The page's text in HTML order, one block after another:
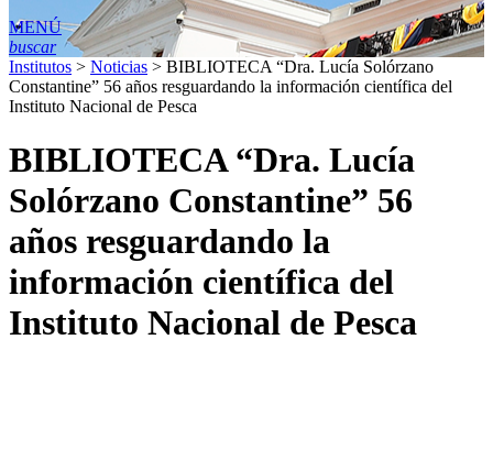
MENÚ
buscar
Institutos > Noticias > BIBLIOTECA “Dra. Lucía Solórzano
Constantine” 56 años resguardando la información científica del
Instituto Nacional de Pesca
BIBLIOTECA “Dra. Lucía
Solórzano Constantine” 56
años resguardando la
información científica del
Instituto Nacional de Pesca